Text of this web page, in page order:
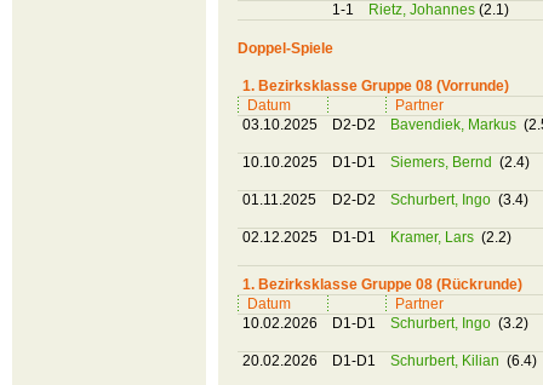
1-1
Rietz, Johannes (2.1)
Doppel-Spiele
1. Bezirksklasse Gruppe 08 (Vorrunde)
Datum
Partner
03.10.2025
D2-D2 Bavendiek, Markus
10.10.2025 D1-D1 Siemers, Bernd (2.4)
01.11.2025 D2-D2 Schurbert, Ingo (3.4)
02.12.2025 D1-D1 Kramer, Lars (2.2)
1. Bezirksklasse Gruppe 08 (Rückrunde)
Datum
Partner
10.02.2026
D1-D1 Schurbert, Ingo (3.2)
20.02.2026 D1-D1 Schurbert, Kilian (6.4)